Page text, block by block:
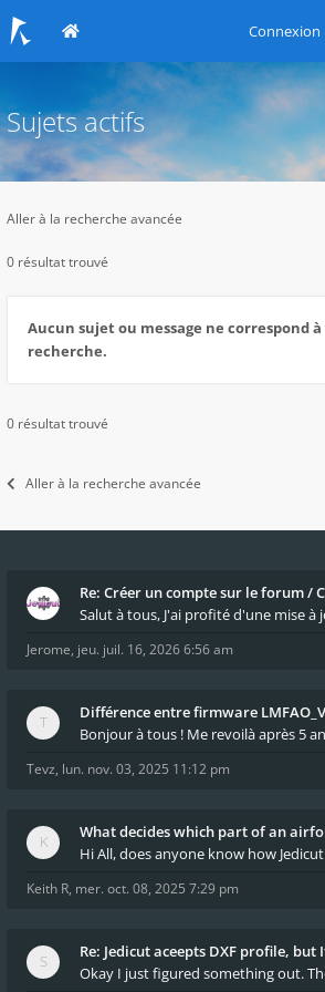
Connexion
Sujets actifs
Aller à la recherche avancée
0 résultat trouvé
Aucun sujet ou message ne correspond
recherche.
0 résultat trouvé
Aller à la recherche avancée
Re: Créer un compte sur le forum /
Salut à tous, J'ai profité d'une mise à
Jerome, jeu. juil. 16, 2026 6:56 am
Différence entre firmware
Bonjour à tous ! Me revoilà après 5
Tevz, lun. nov. 03, 2025 11:12 pm
What decides which part of an
Hi All, does anyone know how
Keith R, mer. oct. 08, 2025 7:29 pm
Re: Jedicut aceepts DXF profile,
Okay I just figured something out.